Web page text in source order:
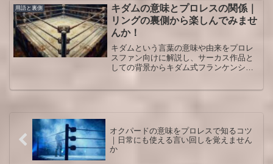
深く味わえる視点が身につきます。子ど
もにどう説明するか迷う人にも役立つ内
容です。
用語と裏側
キダムの意味とプロレスの関係｜
リングの裏側から楽しんでみませ
んか！
キダムという言葉の意味や由来をプロレ
スファン向けに解説し、サーカス作品と
しての背景からキダム式フランケンシュ
ます。
オクパードの意味をプロレスで知るコツ
｜日常にも使える言い回しを覚えません
か